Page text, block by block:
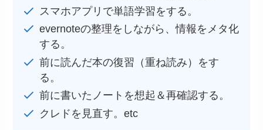
スマホアプリで単語学習をする。
evernoteの整理をしながら、情報をメタ化
する。
前に読んだ本の復習（重ね読み）をす
る。
前に書いたノートを想起＆再確認する。
クレドを見直す。etc